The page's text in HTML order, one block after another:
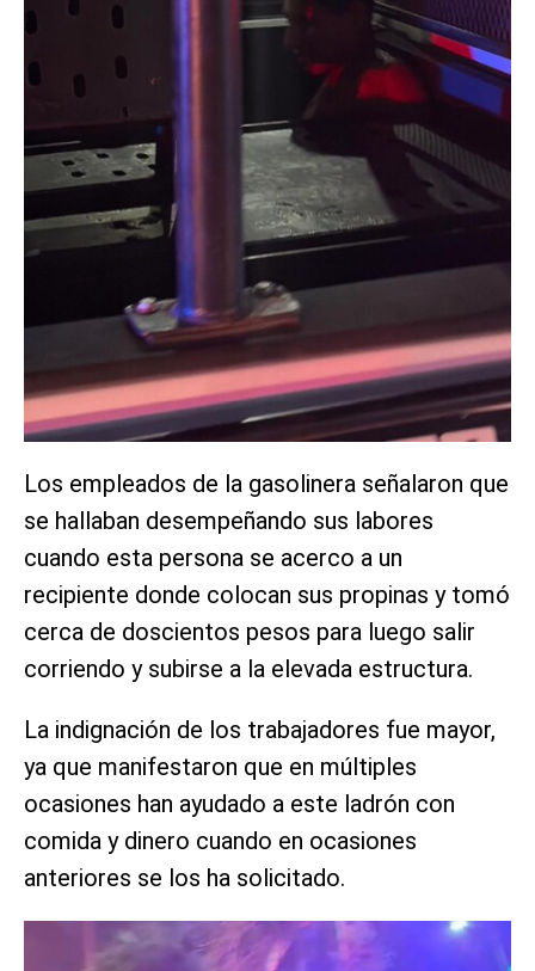
Los empleados de la gasolinera señalaron que
se hallaban desempeñando sus labores
cuando esta persona se acerco a un
recipiente donde colocan sus propinas y tomó
cerca de doscientos pesos para luego salir
corriendo y subirse a la elevada estructura.
La indignación de los trabajadores fue mayor,
ya que manifestaron que en múltiples
ocasiones han ayudado a este ladrón con
comida y dinero cuando en ocasiones
anteriores se los ha solicitado.